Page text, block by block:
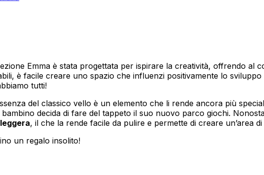
Emma è stata progettata per ispirare la creatività, offrendo al
è facile creare uno spazio che influenzi positivamente lo
tutti!
del classico vello è un elemento che li rende ancora più
decida di fare del tappeto il suo nuovo parco giochi.
leggera, il che la rende facile da pulire e permette di creare un’area
un regalo insolito!